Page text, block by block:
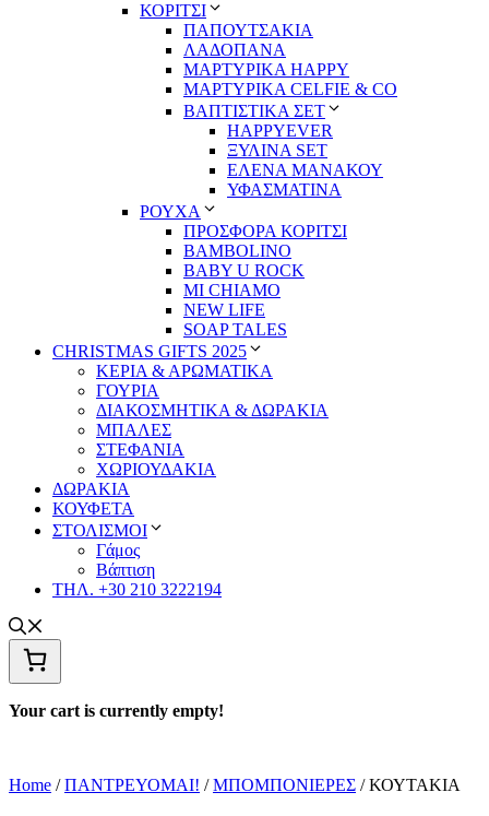
ΚΟΡΙΤΣΙ
ΠΑΠΟΥΤΣΑΚΙΑ
ΛΑΔΟΠΑΝΑ
ΜΑΡΤΥΡΙΚΑ HAPPY
ΜΑΡΤΥΡΙΚΑ CELFIE & CO
ΒΑΠΤΙΣΤΙΚΑ ΣΕΤ
HAPPYEVER
ΞΥΛΙΝΑ SET
ΕΛΕΝΑ ΜΑΝΑΚΟΥ
ΥΦΑΣΜΑΤΙΝΑ
ΡΟΥΧΑ
ΠΡΟΣΦΟΡΑ ΚΟΡΙΤΣΙ
BAMBOLINO
BABY U ROCK
MI CHIAMO
NEW LIFE
SOAP TALES
CHRISTMAS GIFTS 2025
ΚΕΡΙΑ & ΑΡΩΜΑΤΙΚΑ
ΓΟΥΡΙΑ
ΔΙΑΚΟΣΜΗΤΙΚΑ & ΔΩΡΑΚΙΑ
ΜΠΑΛΕΣ
ΣΤΕΦΑΝΙΑ
ΧΩΡΙΟΥΔΑΚΙΑ
ΔΩΡΑΚΙΑ
ΚΟΥΦΕΤΑ
ΣΤΟΛΙΣΜΟΙ
Γάμος
Βάπτιση
ΤΗΛ. +30 210 3222194
Your cart is currently empty!
Home /ΠΑΝΤΡΕΥΟΜΑΙ! /ΜΠΟΜΠΟΝΙΕΡΕΣ / ΚΟΥΤΑΚΙΑ